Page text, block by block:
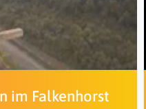
im Falkenhorst